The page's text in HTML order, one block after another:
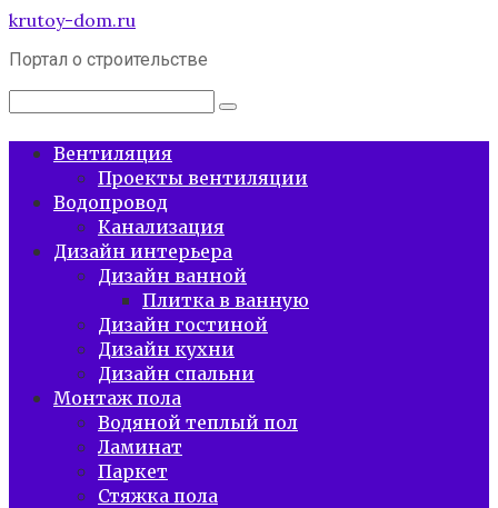
Перейти
контенту
krutoy-dom.ru
Портал о строительстве
Поиск:
Вентиляция
Проекты вентиляции
Водопровод
Канализация
Дизайн интерьера
Дизайн ванной
Плитка в ванную
Дизайн гостиной
Дизайн кухни
Дизайн спальни
Монтаж пола
Водяной теплый пол
Ламинат
Паркет
Стяжка пола